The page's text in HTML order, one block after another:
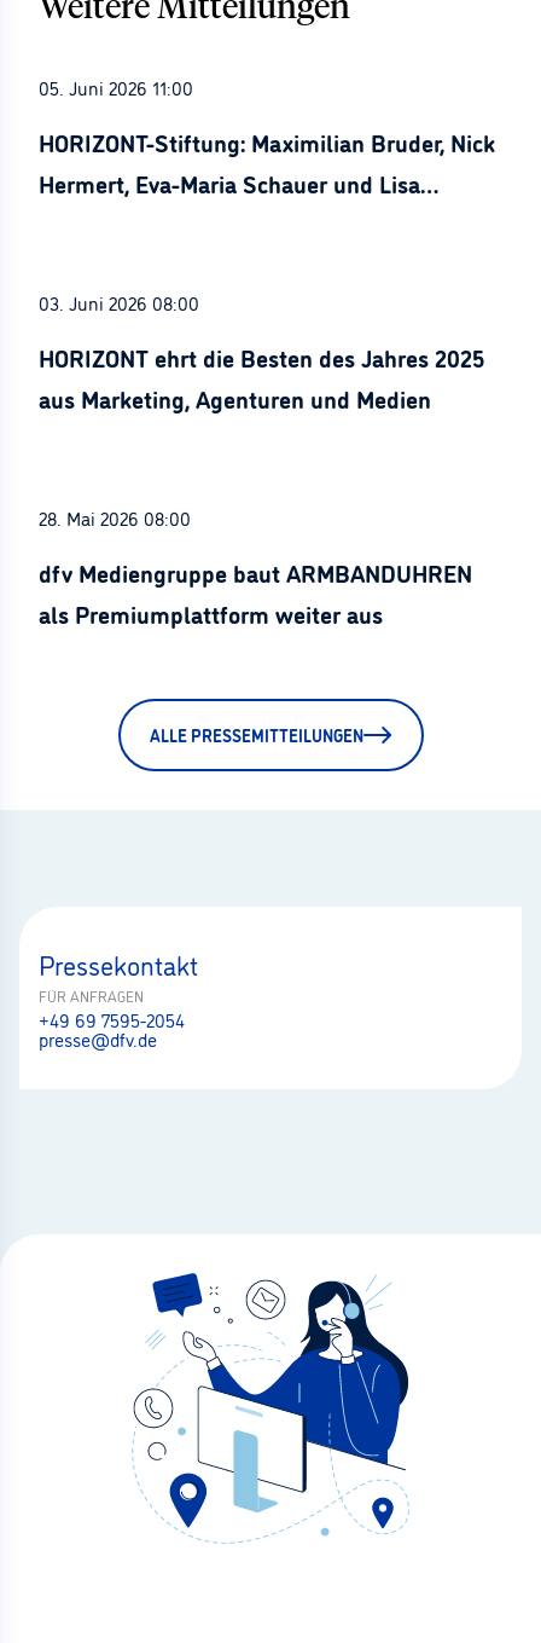
Weitere Mitteilungen
05. Juni 2026 11:00
HORIZONT-Stiftung: Maximilian Bruder, Nick
Hermert, Eva-Maria Schauer und Lisa
03. Juni 2026 08:00
HORIZONT ehrt die Besten des Jahres 2025
aus Marketing, Agenturen und Medien
28. Mai 2026 08:00
dfv Mediengruppe baut ARMBANDUHREN
als Premiumplattform weiter aus
ALLE PRESSEMITTEILUNGEN
Pressekontakt
FÜR ANFRAGEN
+49 69 7595-2054
presse@dfv.de